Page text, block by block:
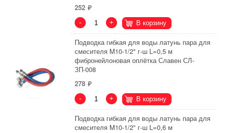
252
- + В корзину
Подводка гибкая для воды латунь пара для
смесителя M10-1/2" г-ш L=0,5 м
фибронейлоновая оплётка Славен СЛ-
ЗП-008
278
- + В корзину
Подводка гибкая для воды латунь пара для
смесителя M10-1/2" г-ш L=0,6 м